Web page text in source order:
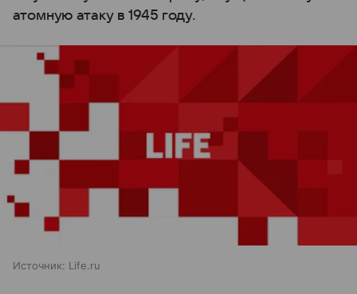
атомную атаку в 1945 году.
Источник: Life.ru